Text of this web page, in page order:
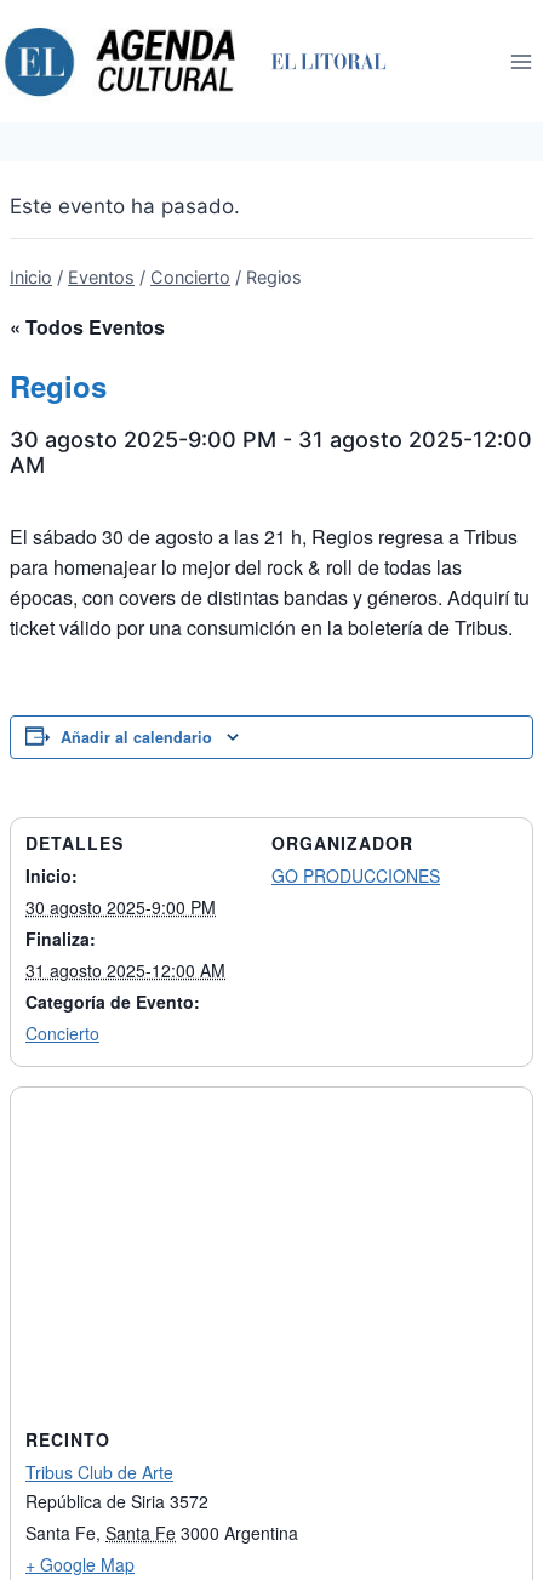
al
contenido
Este evento ha pasado.
Inicio / Eventos / Concierto / Regios
« Todos Eventos
Regios
30 agosto 2025-9:00 PM - 31 agosto 2025-12:00
AM
El sábado 30 de agosto a las 21 h, Regios regresa a Tribus
para homenajear lo mejor del rock & roll de todas las
épocas, con covers de distintas bandas y géneros. Adquirí tu
ticket válido por una consumición en la boletería de Tribus.
Añadir al calendario
DETALLES
Inicio:
30 agosto 2025-9:00 PM
Finaliza:
31 agosto 2025-12:00 AM
Categoría de Evento:
Concierto
ORGANIZADOR
GO PRODUCCIONES
RECINTO
Tribus Club de Arte
República de Siria 3572
Santa Fe, Santa Fe 3000 Argentina
+ Google Map